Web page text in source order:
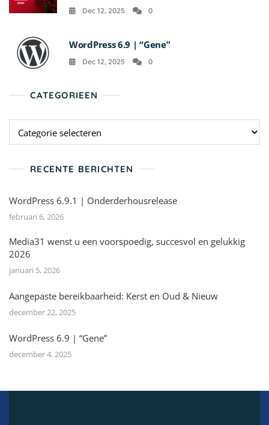
Dec 12, 2025 0
WordPress 6.9 | “Gene”
Dec 12, 2025 0
CATEGORIEEN
RECENTE BERICHTEN
WordPress 6.9.1 | Onderderhousrelease
februari 6, 2026
Media31 wenst u een voorspoedig, succesvol en gelukkig
2026
januari 5, 2026
Aangepaste bereikbaarheid: Kerst en Oud & Nieuw
december 22, 2025
WordPress 6.9 | “Gene”
december 4, 2025